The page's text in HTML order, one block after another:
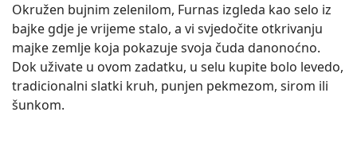
Okružen bujnim zelenilom, Furnas izgleda kao selo iz
bajke gdje je vrijeme stalo, a vi svjedočite otkrivanju
majke zemlje koja pokazuje svoja čuda danonoćno.
Dok uživate u ovom zadatku, u selu kupite bolo levedo,
tradicionalni slatki kruh, punjen pekmezom, sirom ili
šunkom.